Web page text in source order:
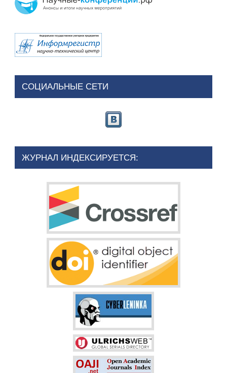
СОЦИАЛЬНЫЕ СЕТИ
ЖУРНАЛ ИНДЕКСИРУЕТСЯ: